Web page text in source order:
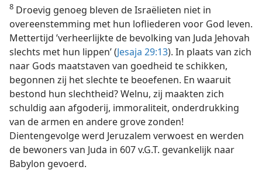
8 Droevig genoeg bleven de Israëlieten niet in
overeenstemming met hun lofliederen voor God leven.
Mettertijd ’verheerlijkte de bevolking van Juda Jehovah
slechts met hun lippen’ (Jesaja 29:13). In plaats van zich
naar Gods maatstaven van goedheid te schikken,
begonnen zij het slechte te beoefenen. En waaruit
bestond hun slechtheid? Welnu, zij maakten zich
schuldig aan afgoderij, immoraliteit, onderdrukking
van de armen en andere grove zonden!
Dientengevolge werd Jeruzalem verwoest en werden
de bewoners van Juda in 607 v.G.T. gevankelijk naar
Babylon gevoerd.